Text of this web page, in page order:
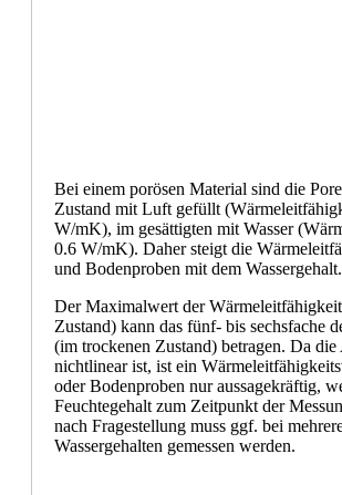
Bei einem porösen Material sind die
Zustand mit Luft gefüllt
W/mK), im gesättigten mit Wasser
0.6 W/mK). Daher steigt die
und Bodenproben mit dem Wassergehalt.
Der Maximalwert der
Zustand) kann das fünf- bis sechsfache
(im trockenen Zustand) betragen. Da
nichtlinear ist, ist ein
oder Bodenproben nur aussagekräftig,
Feuchtegehalt zum Zeitpunkt der
nach Fragestellung muss ggf. bei
Wassergehalten gemessen werden.